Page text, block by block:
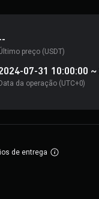
preço (USDT)
07-31 10:00:00 ~
Data da operação (UTC+0)
de entrega